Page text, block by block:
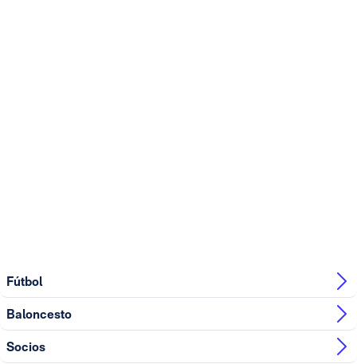
Fútbol
Baloncesto
Socios